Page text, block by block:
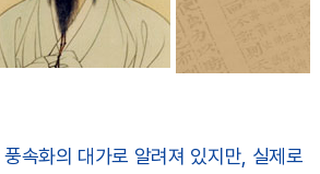
속화의 대가로 알려져 있지만, 실제로